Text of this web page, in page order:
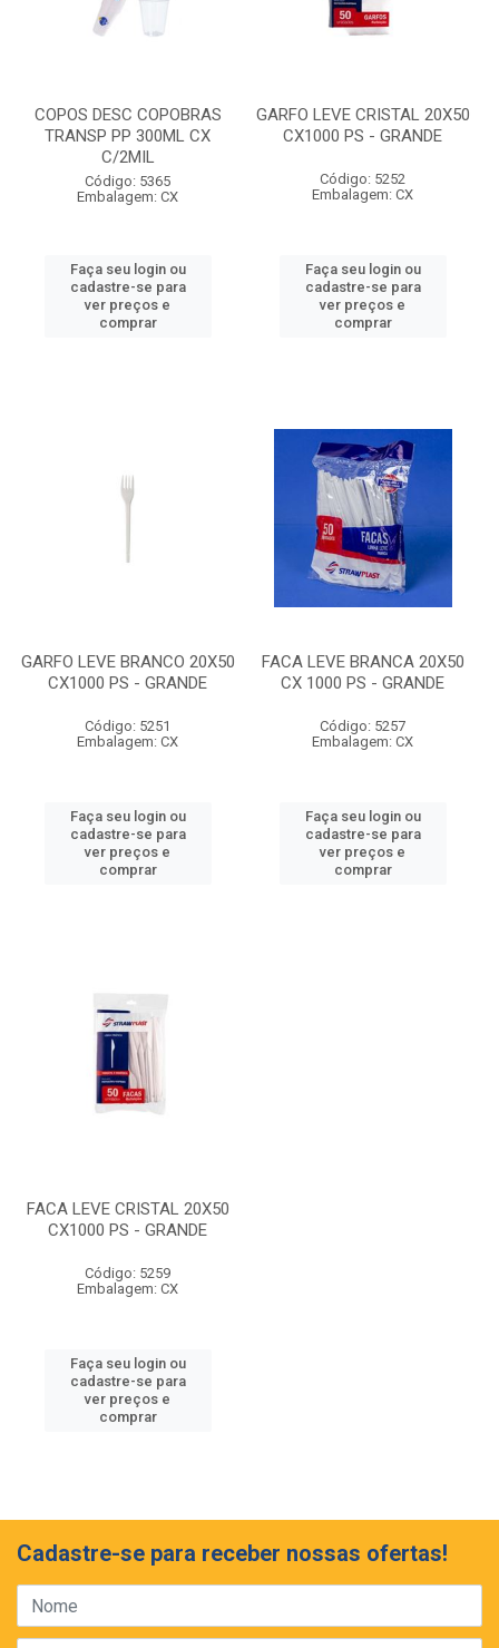
COPOS DESC COPOBRAS
TRANSP PP 300ML CX
C/2MIL
Código: 5365
Embalagem: CX
Faça seu login ou
cadastre-se para
ver preços e
comprar
GARFO LEVE CRISTAL 20X50
CX1000 PS - GRANDE
Código: 5252
Embalagem: CX
Faça seu login ou
cadastre-se para
ver preços e
comprar
GARFO LEVE BRANCO 20X50
CX1000 PS - GRANDE
Código: 5251
Embalagem: CX
Faça seu login ou
cadastre-se para
ver preços e
comprar
FACA LEVE BRANCA 20X50
CX 1000 PS - GRANDE
Código: 5257
Embalagem: CX
Faça seu login ou
cadastre-se para
ver preços e
comprar
FACA LEVE CRISTAL 20X50
CX1000 PS - GRANDE
Código: 5259
Embalagem: CX
Faça seu login ou
cadastre-se para
ver preços e
comprar
Cadastre-se para receber nossas ofertas!